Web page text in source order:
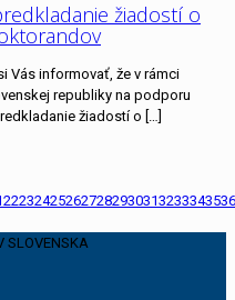
žiadostí o
Vás informovať, že v rámci
republiky na podporu
žiadostí o […]
222324252627282930313233343536
SLOVENSKA